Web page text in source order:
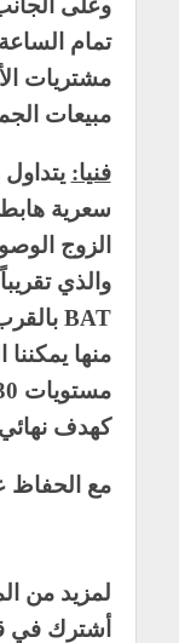
وعلى
مشتريات
مبيعات
فنيا:
سعرية
الزوج
والذي
منها
كهدف
مع الحفاظ
لمزيد من
أشترك في